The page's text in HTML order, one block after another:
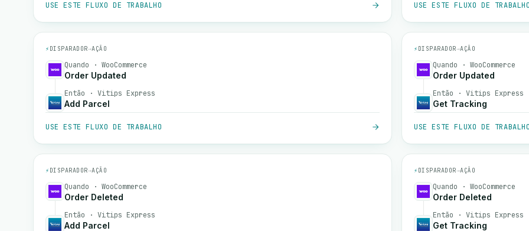
USE ESTE FLUXO DE TRABALHO USE ESTE FLUXO DE
⚡ DISPARADOR→AÇÃO
Quando · WooCommerce
Order Updated
Então · Vitips Express
Add Parcel
USE ESTE FLUXO DE TRABALHO
⚡ DISPARADOR→AÇÃO
Quando · WooCommerce
Order Updated
Então · Vitips Express
Get Tracking
USE ESTE FLUXO DE
⚡ DISPARADOR→AÇÃO
Quando · WooCommerce
Order Deleted
Então · Vitips Express
Add Parcel
⚡ DISPARADOR→AÇÃO
Quando · WooCommerce
Order Deleted
Então · Vitips Express
Get Tracking